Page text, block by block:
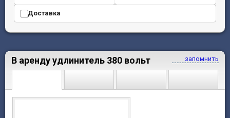
Доставка
запомнить
В аренду удлинитель 380 вольт